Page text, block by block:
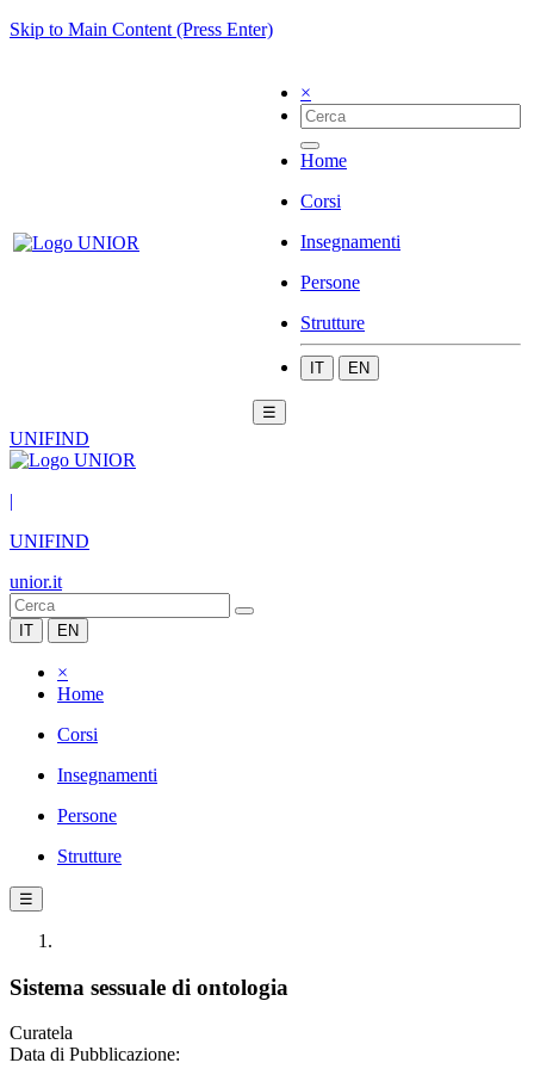
Skip to Main Content (Press Enter)
×
Home
Corsi
Insegnamenti
Persone
Strutture
IT EN
☰
UNIFIND
|
UNIFIND
unior.it
IT EN
×
Home
Corsi
Insegnamenti
Persone
Strutture
☰
Sistema sessuale di ontologia
Curatela
Data di Pubblicazione: